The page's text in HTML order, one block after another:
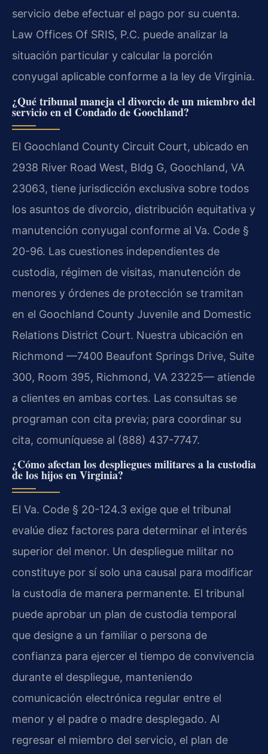
servicio debe efectuar el pago por su cuenta.
Law Offices Of SRIS, P.C. puede analizar la
situación particular y calcular la porción
conyugal aplicable conforme a la ley de Virginia.
¿Qué tribunal maneja el divorcio de un miembro del
servicio en el Condado de Goochland?
El Goochland County Circuit Court, ubicado en
2938 River Road West, Bldg G, Goochland, VA
23063, tiene jurisdicción exclusiva sobre todos
los asuntos de divorcio, distribución equitativa y
manutención conyugal conforme al Va. Code §
20-96. Las cuestiones independientes de
custodia, régimen de visitas, manutención de
menores y órdenes de protección se tramitan
en el Goochland County Juvenile and Domestic
Relations District Court. Nuestra ubicación en
Richmond —7400 Beaufont Springs Drive, Suite
300, Room 395, Richmond, VA 23225— atiende
a clientes en ambas cortes. Las consultas se
programan con cita previa; para coordinar su
cita, comuníquese al (888) 437-7747.
¿Cómo afectan los despliegues militares a la custodia
de los hijos en Virginia?
El Va. Code § 20-124.3 exige que el tribunal
evalúe diez factores para determinar el interés
superior del menor. Un despliegue militar no
constituye por sí solo una causal para modificar
la custodia de manera permanente. El tribunal
puede aprobar un plan de custodia temporal
que designe a un familiar o persona de
confianza para ejercer el tiempo de convivencia
durante el despliegue, manteniendo
comunicación electrónica regular entre el
menor y el padre o madre desplegado. Al
regresar el miembro del servicio, el plan de